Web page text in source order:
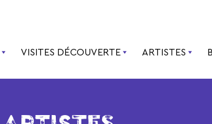
VISITES DÉCOUVERTE ARTISTES